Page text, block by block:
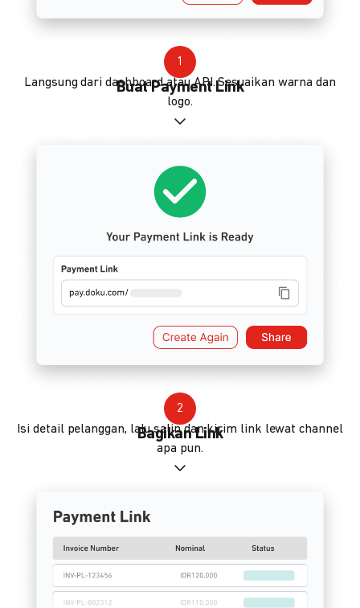
1
Buat Payment Link
Langsung dari dashboard atau API. Sesuaikan warna dan
logo.
2
Bagikan Link
Isi detail pelanggan, lalu salin dan kirim link lewat channel
apa pun.